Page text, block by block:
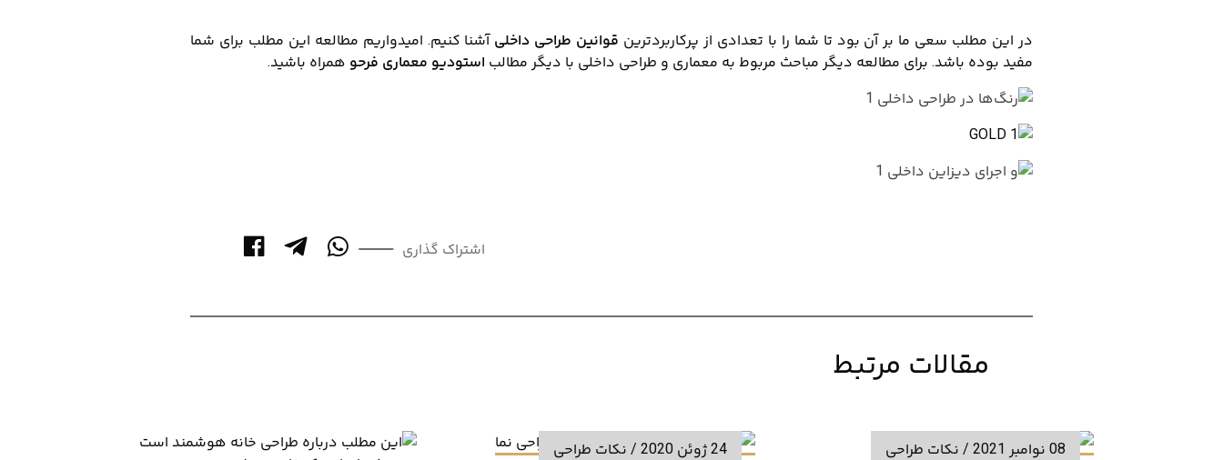
در این مطلب سعی ما بر آن بود تا شما را با تعدادی از پرکاربردترین قوانین طراحی داخلی آشنا کنیم. امیدواریم مطالعه این مطلب برای شما
مفید بوده باشد. برای مطالعه دیگر مباحث مربوط به معماری و طراحی داخلی با دیگر مطالب استودیو معماری فرحو همراه باشید.
اشتراک گذاری
مقالات مرتبط
08 نوامبر 2021 / نکات طراحی 24 ژوئن 2020 / نکات طراحی